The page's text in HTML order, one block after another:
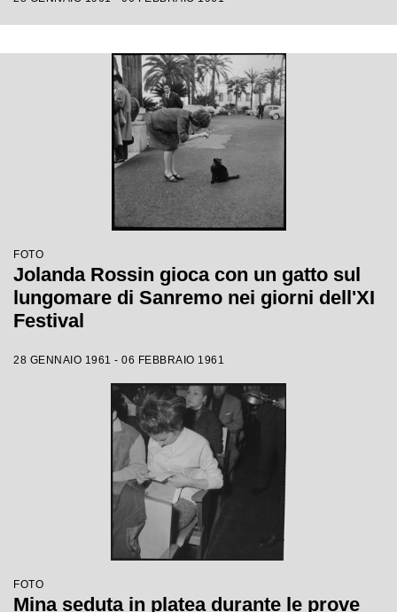
FOTO
Jolanda Rossin gioca con un gatto sul
lungomare di Sanremo nei giorni dell'XI
Festival
28 GENNAIO 1961 - 06 FEBBRAIO 1961
FOTO
Mina seduta in platea durante le prove